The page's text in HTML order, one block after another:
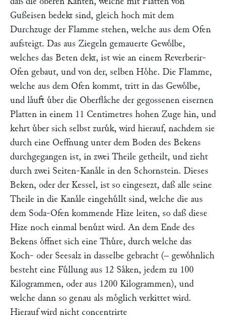
Gußeisen bedekt sind, gleich hoch mit dem
Durchzuge der Flamme stehen, welche aus dem Ofen
aufsteigt. Das aus Ziegeln gemauerte Gewoͤlbe,
welches das Beten dekt, ist wie an einem Reverberir-
Ofen gebaut, und von der, selben Hoͤhe. Die Flamme,
welche aus dem Ofen kommt, tritt in das Gewoͤlbe,
und laͤuft uͤber die Oberflaͤche der gegossenen eisernen
Platten in einem 11 Centimetres hohen Zuge hin, und
kehrt uͤber sich selbst zuruͤk, wird hierauf, nachdem sie
durch eine Oeffnung unter dem Boden des Bekens
durchgegangen ist, in zwei Theile getheilt, und zieht
durch zwei Seiten-Kanaͤle in den Schornstein. Dieses
Beken, oder der Kessel, ist so eingesezt, daß alle seine
Theile in die Kanaͤle eingehuͤllt sind, welche die aus
dem Soda-Ofen kommende Hize leiten, so daß diese
Hize noch einmal benuͤzt wird. An dem Ende des
Bekens oͤffnet sich eine Thuͤre, durch welche das
Koch- oder Seesalz in dasselbe gebracht (– gewoͤhnlich
besteht eine Fuͤllung aus 12 Saͤken, jedem zu 100
Kilogrammen, oder aus 1200 Kilogrammen), und
welche dann so genau als moͤglich verkittet wird.
Hierauf wird nicht concentrirte